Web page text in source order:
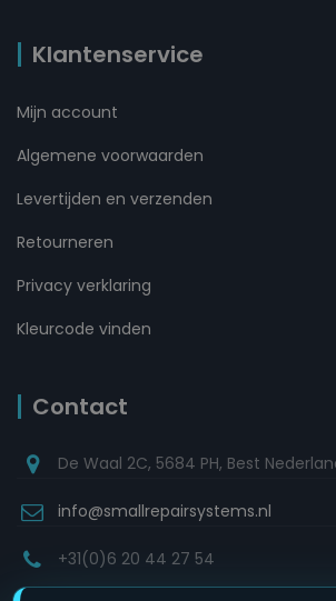
Klantenservice
Mijn account
Algemene voorwaarden
Levertijden en verzenden
Retourneren
Privacy verklaring
Kleurcode vinden
Contact
De Waal 2C, 5684 PH, Best
info@smallrepairsystems.nl
+31(0)6 20 44 27 54